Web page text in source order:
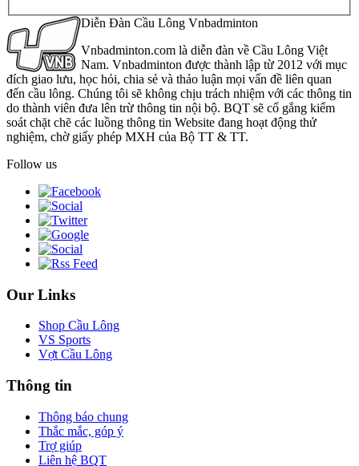
Diễn Đàn Cầu Lông Vnbadminton
Vnbadminton.com là diễn đàn về Cầu Lông Việt
Nam. Vnbadminton được thành lập từ 2012 với mục
đích giao lưu, học hỏi, chia sẻ và thảo luận mọi vấn đề liên quan
đến cầu lông. Chúng tôi sẽ không chịu trách nhiệm với các thông tin
do thành viên đưa lên trừ thông tin nội bộ. BQT sẽ cố gắng kiểm
soát chặt chẽ các luồng thông tin Website đang hoạt động thử
nghiệm, chờ giấy phép MXH của Bộ TT & TT.
Follow us
Our Links
Shop Cầu Lông
VS Sports
Vợt Cầu Lông
Thông tin
Thông báo chung
Thắc mắc, góp ý
Trợ giúp
Liên hệ BQT